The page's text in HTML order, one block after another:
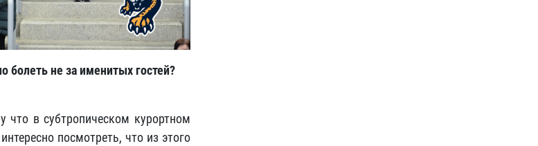
болеть не за именитых гостей?
что в субтропическом курортном
посмотреть, что из этого